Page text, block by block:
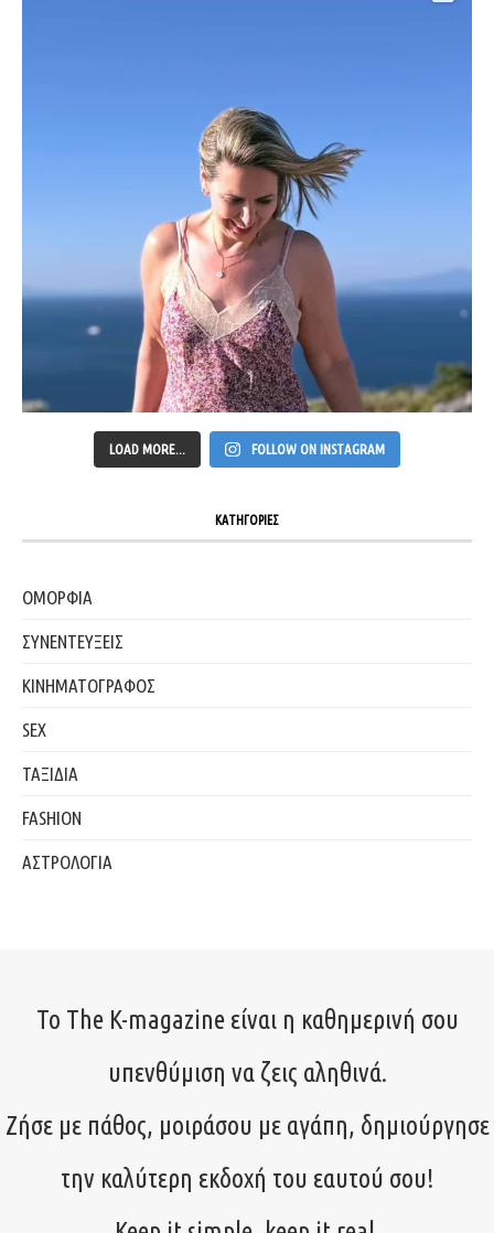
LOAD MORE... FOLLOW ON INSTAGRAM
ΚΑΤΗΓΟΡΙΕΣ
ΟΜΟΡΦΙΑ
ΣΥΝΕΝΤΕΥΞΕΙΣ
ΚΙΝΗΜΑΤΟΓΡΑΦΟΣ
SEX
ΤΑΞΙΔΙΑ
FASHION
ΑΣΤΡΟΛΟΓΙΑ
Το The K-magazine είναι η καθημερινή σου
υπενθύμιση να ζεις αληθινά.
Ζήσε με πάθος, μοιράσου με αγάπη, δημιούργησε
την καλύτερη εκδοχή του εαυτού σου!